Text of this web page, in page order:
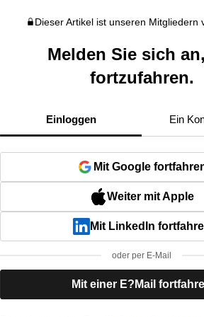
Dieser Artikel ist unseren Mitgliedern
Melden Sie sich
fortzufahren.
Einloggen Ein
Mit Google
Weiter mit Apple
Mit LinkedIn
oder per E-Mail
Mit einer E?Mail